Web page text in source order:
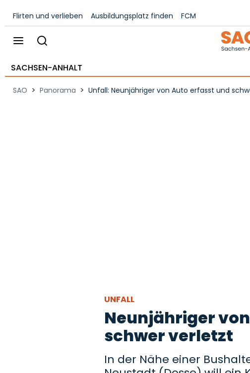
Flirten und verlieben Ausbildungsplatz finden FCM
SACHSEN-ANHALT
SAO > Panorama > Unfall: Neunjähriger von Auto erfasst und
UNFALL
Neunjähriger
schwer verletzt
In der Nähe einer